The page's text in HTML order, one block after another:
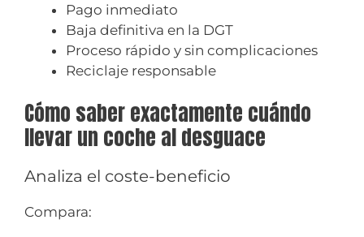
Pago inmediato
Baja definitiva en la DGT
Proceso rápido y sin complicaciones
Reciclaje responsable
Cómo saber exactamente cuándo
llevar un coche al desguace
Analiza el coste-beneficio
Compara: